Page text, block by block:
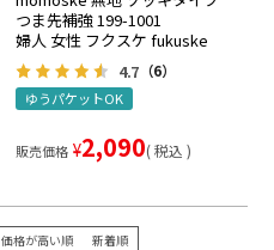
つま先補強 199-1001
婦人 女性 フクスケ fukuske
4.7 （6）
ゆうパケットOK
販売価格 ¥2,090 税込
価格が高い順 新着順